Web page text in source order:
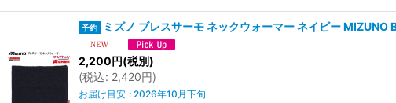
ミズノ ブレスサーモ ネックウォーマー ネイビー
2,200円(税別)
(税込: 2,420円)
お届け目安 : 2026年10月下旬